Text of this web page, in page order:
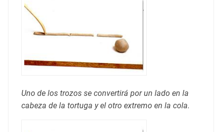
Uno de los trozos se convertirá por un lado en la
cabeza de la tortuga y el otro extremo en la cola.